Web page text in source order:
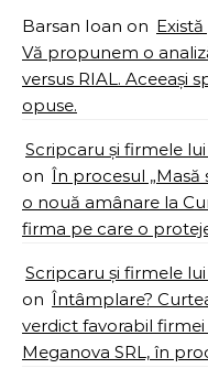
Barsan Ioan on
Vă propunem o
versus RIAL. Aceeași
opuse.
Scripcaru și firmele
on În procesul
o nouă amânare la
firma pe care o
Scripcaru și firmele
on Întâmplare?
verdict favorabil
Meganova SRL, în